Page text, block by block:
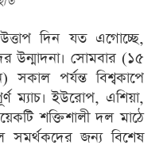
দিন যত এগোচ্ছে,
উন্মাদনা। সোমবার (১৫
পর্যন্ত বিশ্বকাপে
ম্যাচ। ইউরোপ, এশিয়া,
শক্তিশালী দল মাঠে
সমর্থকদের জন্য বিশেষ